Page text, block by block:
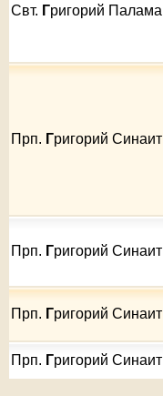
Свт. Григорий Палама
Прп. Григорий Синаит
Прп. Григорий Синаит
Прп. Григорий Синаит
Прп. Григорий Синаит